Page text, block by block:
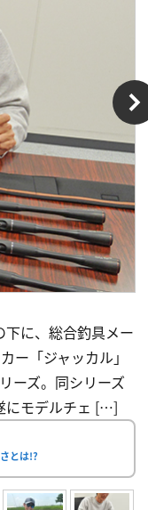
下に、総合釣具メー
ー「ジャッカル」
ーズ。同シリーズ
にモデルチェ […]
とは!?